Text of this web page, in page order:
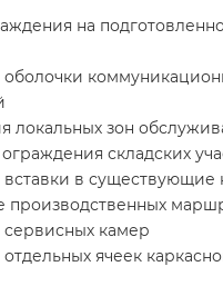
на
локальных зон
складских
в существующие
производственных
камер
ячеек